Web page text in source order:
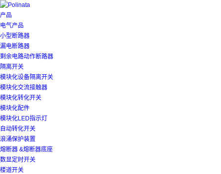
产品
电气产品
小型断路器
漏电断路器
剩余电路动作断路器
隔离开关
模块化设备隔离开关
模块化交流接触器
模块化转化开关
模块化配件
模块化LED指示灯
自动转化开关
浪涌保护装置
熔断器 &熔断器底座
数显定时开关
楼道开关